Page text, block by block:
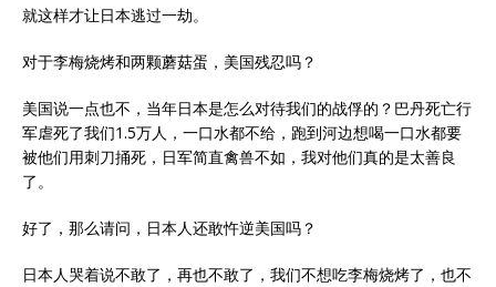
就这样才让日本逃过一劫。
对于李梅烧烤和两颗蘑菇蛋，美国残忍吗？
美国说一点也不，当年日本是怎么对待我们的战俘的？巴丹死亡行
军虐死了我们1.5万人，一口水都不给，跑到河边想喝一口水都要
被他们用刺刀捅死，日军简直禽兽不如，我对他们真的是太善良
了。
好了，那么请问，日本人还敢忤逆美国吗？
日本人哭着说不敢了，再也不敢了，我们不想吃李梅烧烤了，也不